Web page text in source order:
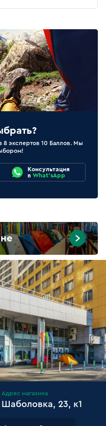
8 экспертов 10 Баллов. Мы
Консультация
в What'sApp
Адрес магазина
Шаболовка, 23, к1